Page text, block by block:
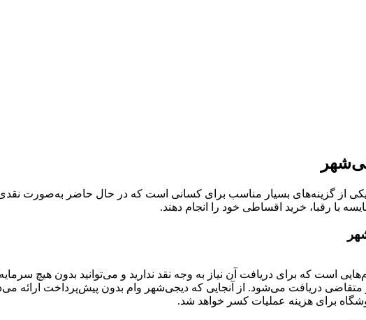
از گزینه‌های بسیار مناسب برای کسانی است که در حال حاضر به‌صورت نقدی
با رقبا، خرید اقساطی خود را انجام دهند.
است که برای دریافت آن نیاز به وجه نقد ندارید و می‌توانید بدون هیچ
دریافت می‌شود. از آنجایی که دیجی‌شهر وام بدون پیش‌پرداخت ارائه
برای هزینه عملیات کسر خواهد شد.